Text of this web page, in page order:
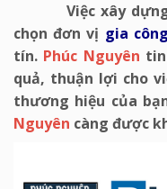
Việc xây dựng
chọn đơn vị gia
tín. Phúc Nguyên
quả, thuận lợi cho
thương hiệu của
Nguyên càng được